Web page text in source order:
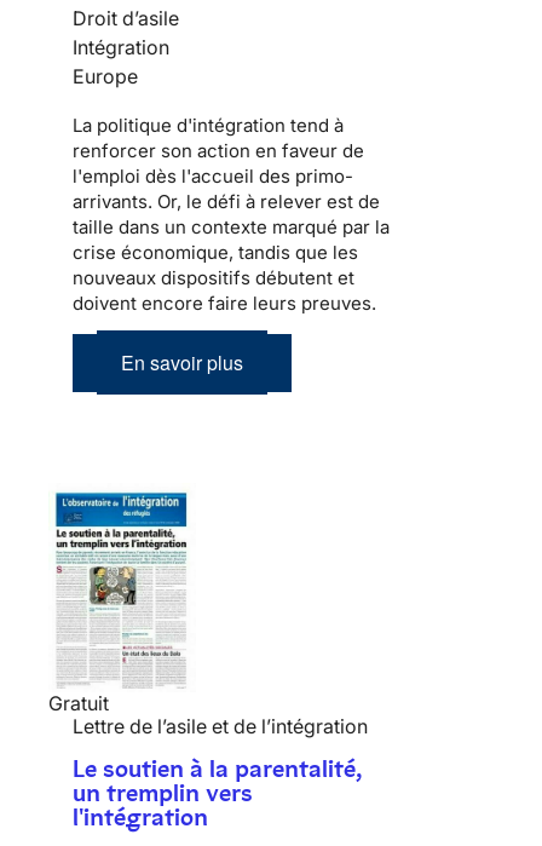
Droit d’asile
Intégration
Europe
La politique d'intégration tend à
renforcer son action en faveur de
l'emploi dès l'accueil des primo-
arrivants. Or, le défi à relever est de
taille dans un contexte marqué par la
crise économique, tandis que les
nouveaux dispositifs débutent et
doivent encore faire leurs preuves.
En savoir plus
Gratuit
Lettre de l’asile et de l’intégration
Le soutien à la parentalité,
un tremplin vers
l'intégration